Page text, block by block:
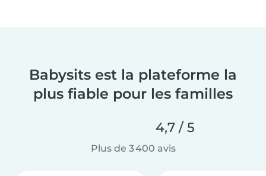
Babysits est la plateforme la
plus fiable pour les familles
4,7 / 5
Plus de 3 400 avis